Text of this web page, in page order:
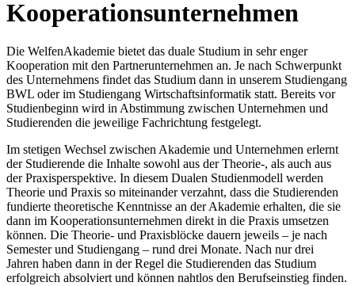
Kooperationsunternehmen
Die WelfenAkademie bietet das duale Studium in sehr enger
Kooperation mit den Partnerunternehmen an. Je nach Schwerpunkt
des Unternehmens findet das Studium dann in unserem Studiengang
BWL oder im Studiengang Wirtschaftsinformatik statt. Bereits vor
Studienbeginn wird in Abstimmung zwischen Unternehmen und
Studierenden die jeweilige Fachrichtung festgelegt.
Im stetigen Wechsel zwischen Akademie und Unternehmen erlernt
der Studierende die Inhalte sowohl aus der Theorie-, als auch aus
der Praxisperspektive. In diesem Dualen Studienmodell wer­den
Theorie und Praxis so miteinander verzahnt, dass die Studierenden
fun­dierte theoretische Kennt­nisse an der Akademie erhalten, die sie
dann im Kooperationsunternehmen di­rekt in die Praxis umsetzen
können. Die Theorie- und Praxisblöcke dauern jeweils – je nach
Semester und Studiengang – rund drei Monate. Nach nur drei
Jahren haben dann in der Regel die Studierenden das Studium
erfolgreich absolviert und können nahtlos den Berufseinstieg finden.